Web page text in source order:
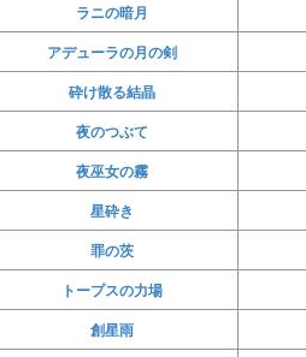
ラニの暗月
アデューラの月の剣
砕け散る結晶
夜のつぶて
夜巫女の霧
星砕き
罪の茨
トープスの力場
創星雨